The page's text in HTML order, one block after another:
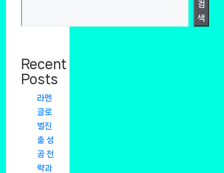
검
색
Recent
Posts
라멘
글로
벌진
출 성
공 전
략과